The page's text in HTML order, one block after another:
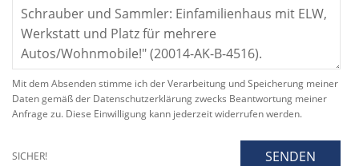
Mit dem Absenden stimme ich der Verarbeitung und Speicherung meiner
Daten gemäß der Datenschutzerklärung zwecks Beantwortung meiner
Anfrage zu. Diese Einwilligung kann jederzeit widerrufen werden.
SICHER! SENDEN